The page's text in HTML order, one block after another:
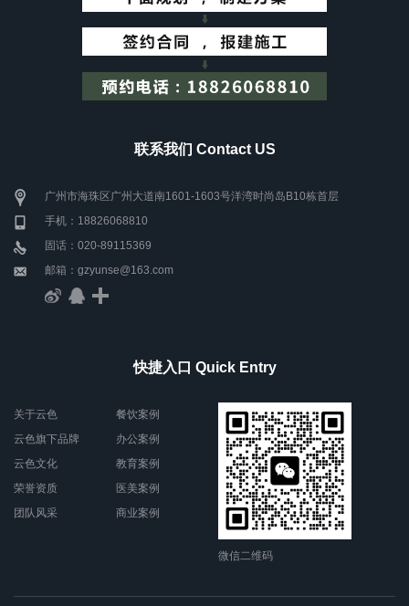
联系我们 Contact US
广州市海珠区广州大道南1601-1603号洋湾时尚岛B10栋首层
手机：18826068810
固话：020-89115369
邮箱：gzyunse@163.com
快捷入口 Quick Entry
关于云色
云色旗下品牌
云色文化
荣誉资质
团队风采
餐饮案例
办公案例
教育案例
医美案例
商业案例
微信二维码